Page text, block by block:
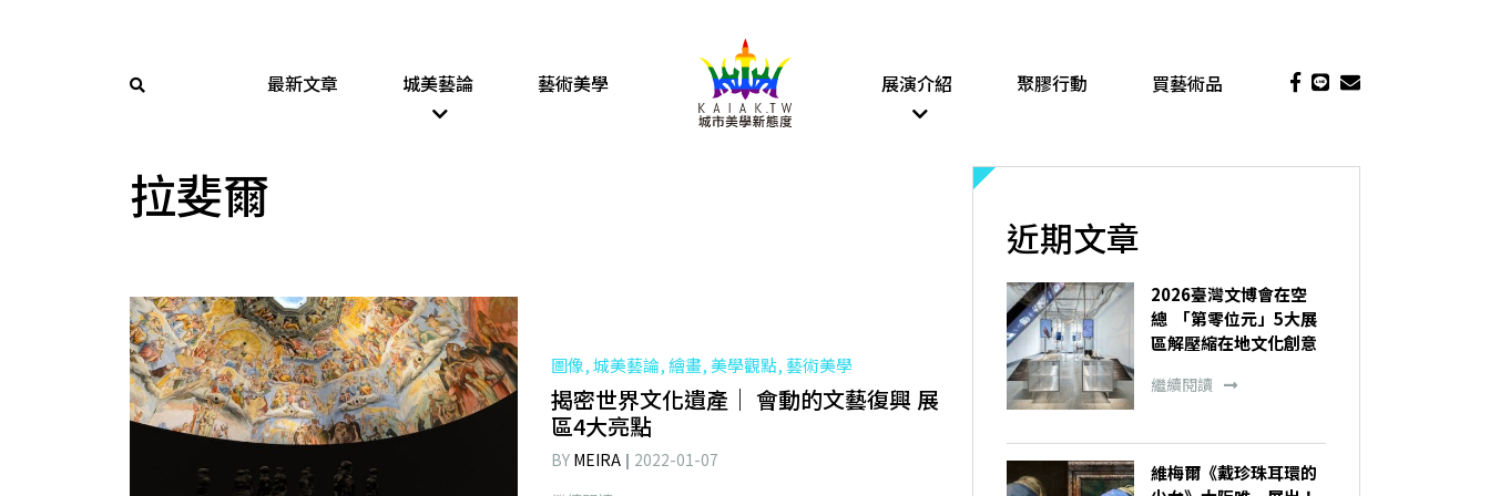
最新文章 城美藝論 藝術美學 展演介紹 聚膠行動 買藝術品
拉斐爾
圖像, 城美藝論, 繪畫, 美學觀點, 藝術美學
揭密世界文化遺產｜ 會動的文藝復興 展
區4大亮點
BY MEIRA
2022-01-07
近期文章
2026臺灣文博會在空
總 「第零位元」5大展
區解壓縮在地文化創意
繼續閱讀
維梅爾《戴珍珠耳環的